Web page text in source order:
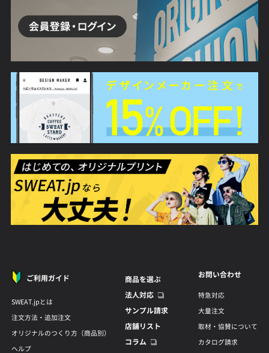
ご利用ガイド
SWEAT.jpとは
注文方法・追加注文
オリジナルのつくり方（商品別）
ヘルプ
商品を選ぶ
法人対応
サンプル請求
店舗リスト
コラム
お問い合わせ
特急対応
大量注文
取材・協賛について
カタログ請求